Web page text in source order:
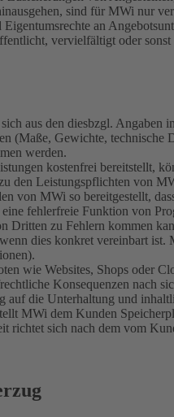
sind für MWi nur
an
vervielfältigt oder
aus den diesbzgl.
(Maße, Gewichte, technische
werden.
kostenfrei bereitstellt,
den Leistungspflichten von
von MWi so bereitgestellt,
eine fehlerfreie Funktion von
Dritten zu Fehlern kommen
dies konkret vereinbart
wie Websites, Shops oder
Konsequenzen nach
auf die Unterhaltung und
MWi dem Kunden
richtet sich nach dem vom